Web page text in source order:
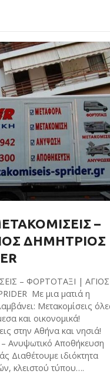
–
ΔΗΜΗΤΡΙΟΣ
– ΦΟΡΤΟΤΑΞΙ | ΑΓΙΟΣ
Με μια ματιά η
Μετακομίσεις
και οικονομικά!
στην Αθήνα και νησιά!
Ανυψωτικό Αποθήκευση
Διαθέτουμε ιδιόκτητα
κλειστού τύπου….